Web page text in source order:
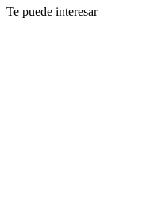
Te puede interesar